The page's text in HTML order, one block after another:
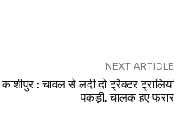
NEXT ARTICLE
काशीपुर : चावल से लदी दो ट्रैक्टर ट्रालियां
पकड़ी, चालक हए फरार